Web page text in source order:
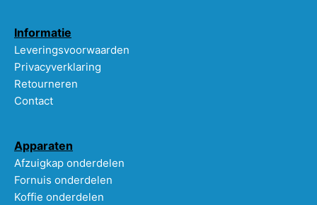
Informatie
Leveringsvoorwaarden
Privacyverklaring
Retourneren
Contact
Apparaten
Afzuigkap onderdelen
Fornuis onderdelen
Koffie onderdelen